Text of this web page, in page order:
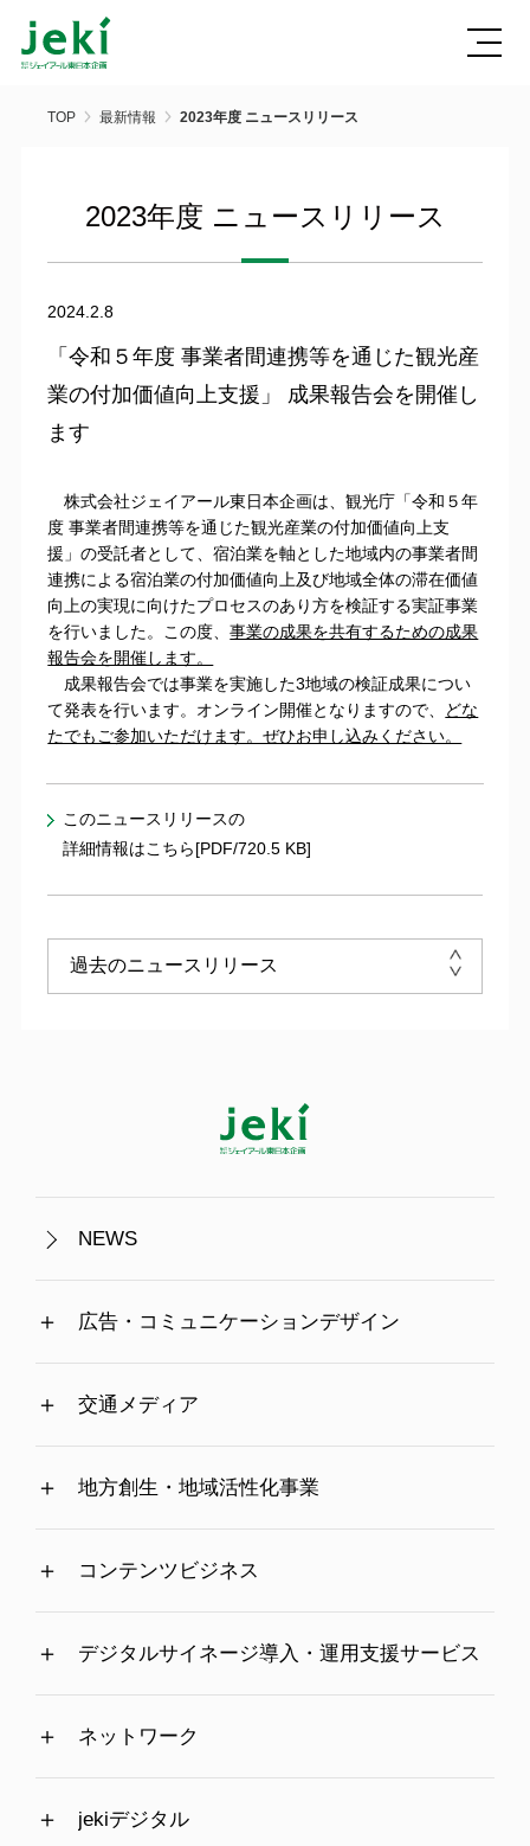
TOP 最新情報 2023年度 ニュースリリース
2023年度 ニュースリリース
2024.2.8
「令和５年度 事業者間連携等を通じた観光産
業の付加価値向上支援」 成果報告会を開催し
ます
株式会社ジェイアール東日本企画は、観光庁「令和５年
度 事業者間連携等を通じた観光産業の付加価値向上支
援」の受託者として、宿泊業を軸とした地域内の事業者間
連携による宿泊業の付加価値向上及び地域全体の滞在価値
向上の実現に向けたプロセスのあり方を検証する実証事業
を行いました。この度、事業の成果を共有するための成果
報告会を開催します。
成果報告会では事業を実施した3地域の検証成果につい
て発表を行います。オンライン開催となりますので、
どな
たでもご参加いただけます。ぜひお申し込みください。
このニュースリリースの
詳細情報はこちら[PDF/720.5 KB]
NEWS
広告・コミュニケーションデザイン
交通メディア
地方創生・地域活性化事業
コンテンツビジネス
デジタルサイネージ導入・運用支援サービス
ネットワーク
jekiデジタル